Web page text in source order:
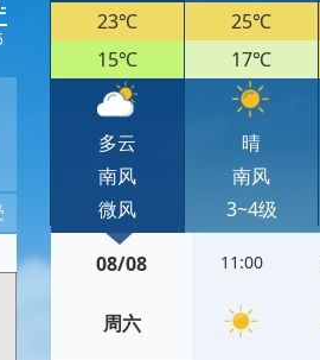
23℃
15℃
多云
南风
微风
25℃
17℃
晴
南风
3~4级
08/08
周六
11:00